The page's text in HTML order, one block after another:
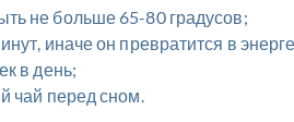
не больше 65-80 градусов;
иначе он превратится в
в день;
чай перед сном.